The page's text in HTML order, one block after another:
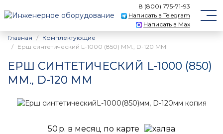
8 (800) 775-71-93
Написать в Telegram
Написать в Max
Главная
Комплектующие
Ерш синтетический L-1000 (850) ММ., D-120 ММ
ЕРШ СИНТЕТИЧЕСКИЙ L-1000 (850)
ММ., D-120 ММ
50 р. в месяц по карте